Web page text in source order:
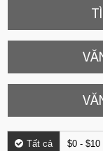
Tất cả $0 - $10